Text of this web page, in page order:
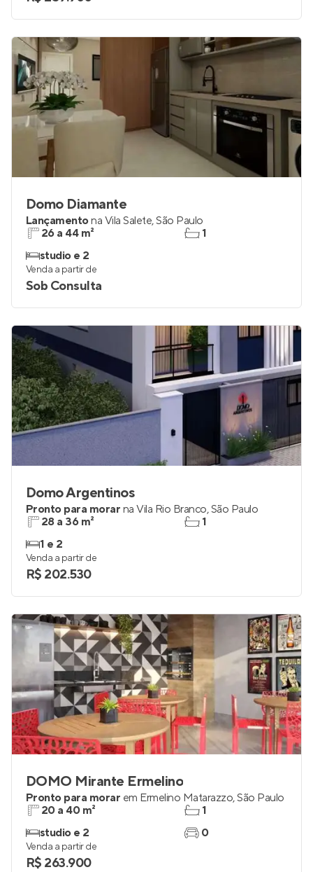
Domo Diamante
Lançamentona Vila Salete,São Paulo
26 a 44 m²
studio e 2
1
Venda a partir de
Sob Consulta
Domo Argentinos
Pronto para morar na Vila Rio Branco,São Paulo
28 a 36 m²
1 e 2
1
Venda a partir de
R$ 202.530
DOMO Mirante Ermelino
Pronto para morar em Ermelino Matarazzo,São Paulo
20 a 40 m²
studio e 2
1
0
Venda a partir de
R$ 263.900